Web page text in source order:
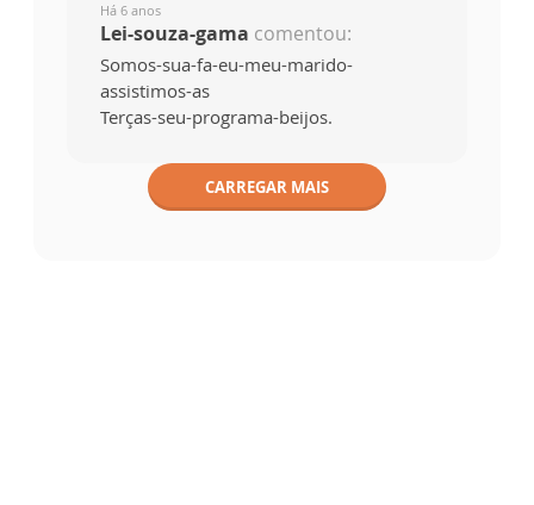
Há 6 anos
Lei-souza-gama comentou:
Somos-sua-fa-eu-meu-marido-
assistimos-as
Terças-seu-programa-beijos.
CARREGAR MAIS